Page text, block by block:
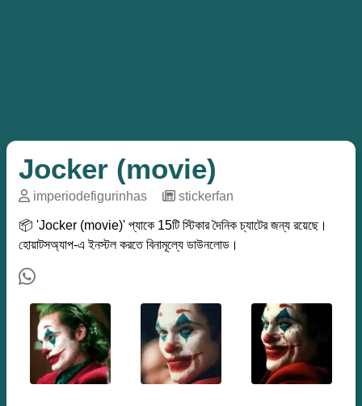
Jocker (movie)
imperiodefigurinhas stickerfan
📦 'Jocker (movie)' প্যাকে 15টি স্টিকার দৈনিক চ্যাটের জন্য রয়েছে।
হোয়াটসঅ্যাপ-এ ইনস্টল করতে বিনামূল্যে ডাউনলোড।